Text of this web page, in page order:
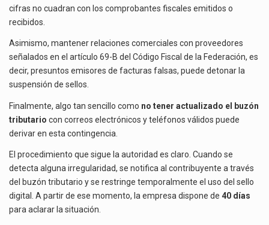
cifras no cuadran con los comprobantes fiscales emitidos o
recibidos.
Asimismo, mantener relaciones comerciales con proveedores
señalados en el artículo 69-B del Código Fiscal de la Federación, es
decir, presuntos emisores de facturas falsas, puede detonar la
suspensión de sellos.
Finalmente, algo tan sencillo como no tener actualizado el buzón
tributario con correos electrónicos y teléfonos válidos puede
derivar en esta contingencia.
El procedimiento que sigue la autoridad es claro. Cuando se
detecta alguna irregularidad, se notifica al contribuyente a través
del buzón tributario y se restringe temporalmente el uso del sello
digital. A partir de ese momento, la empresa dispone de 40 días
para aclarar la situación.